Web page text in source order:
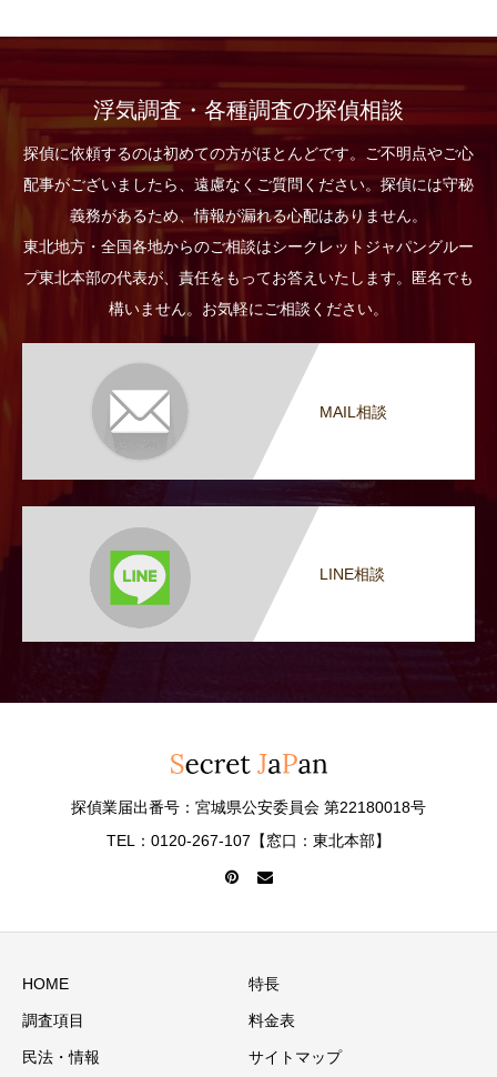
浮気調査・各種調査の探偵相談
探偵に依頼するのは初めての方がほとんどです。ご不明点やご心
配事がございましたら、遠慮なくご質問ください。探偵には守秘
義務があるため、情報が漏れる心配はありません。
東北地方・全国各地からのご相談はシークレットジャパングルー
プ東北本部の代表が、責任をもってお答えいたします。匿名でも
構いません。お気軽にご相談ください。
MAIL相談
LINE相談
探偵業届出番号：宮城県公安委員会 第22180018号
TEL：0120-267-107【窓口：東北本部】
HOME 特長
調査項目 料金表
民法・情報 サイトマップ